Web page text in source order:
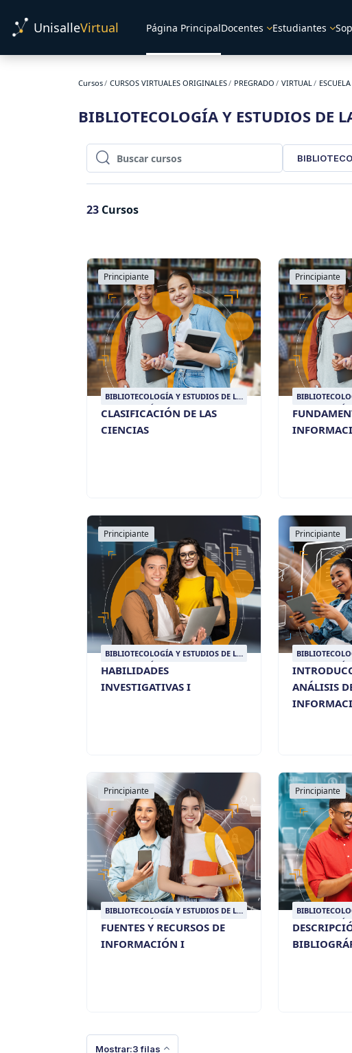
UnisalleVirtual Página PrincipalDocentes Estudiantes
Cursos CURSOS VIRTUALES ORIGINALES PREGRADO VIRTUAL
BIBLIOTECOLOGÍA Y ESTUDIOS DE
Buscar cursos
Buscar cursos
23 Cursos
Principiante
BIBLIOTECOLOGÍA Y ESTUDIOS DE LA
INFORMACIÓN
CLASIFICACIÓN DE LAS
CIENCIAS
Principiante
INFORMACIÓN
Principiante
BIBLIOTECOLOGÍA Y ESTUDIOS DE LA
INFORMACIÓN
HABILIDADES
INVESTIGATIVAS I
Principiante
INFORMACIÓN
ANÁLISIS
Principiante
BIBLIOTECOLOGÍA Y ESTUDIOS DE LA
INFORMACIÓN
FUENTES Y RECURSOS DE
INFORMACIÓN I
Principiante
INFORMACIÓN
Mostrar:3 filas